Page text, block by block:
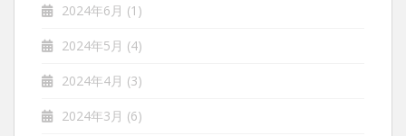
2024年6月 (1)
2024年5月 (4)
2024年4月 (3)
2024年3月 (6)